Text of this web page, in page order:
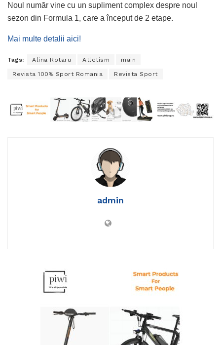
Noul număr vine cu un supliment complex despre noul
sezon din Formula 1, care a început de 2 etape.
Mai multe detalii aici!
Tags: Alina Rotaru Atletism main
Revista 100% Sport Romania Revista Sport
admin